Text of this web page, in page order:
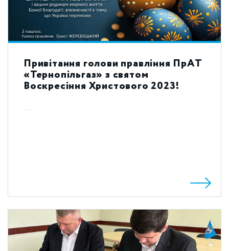
Привітання голови правління ПрАТ
«Тернопільгаз» з святом
Воскресіння Христового 2023!
...